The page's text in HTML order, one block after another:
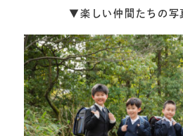
▼楽しい仲間たちの写